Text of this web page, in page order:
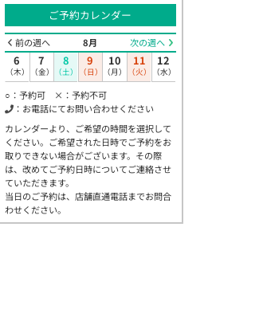
ご予約カレンダー
前の週へ 8月 次の週へ
6
（木）
7
（金）
8
（土）
9
（日）
10
（月）
11
（火）
12
（水）
○：予約可 ×：予約不可
：お電話にてお問い合わせください
カレンダーより、ご希望の時間を選択して
ください。ご希望された日時でご予約をお
取りできない場合がございます。その際
は、改めてご予約日時についてご連絡させ
ていただきます。
当日のご予約は、店舗直通電話までお問合
わせください。